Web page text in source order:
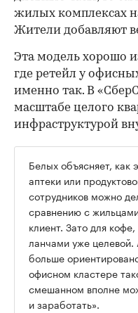
жилых комплексах
Жители добавляют
Эта модель хорошо
где ретейл у
именно так. В
масштабе целого
инфраструктурой
Белых объясняет, как
аптеки или
сотрудников можно
сравнению с
клиент. Зато для
ланчами уже
больше
офисном кластере
смешанном вполне
и заработать».